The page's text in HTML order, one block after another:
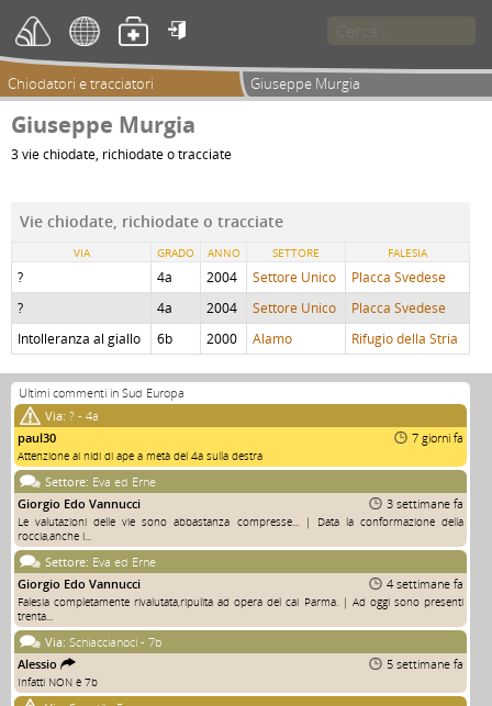

Chiodatori e tracciatori Giuseppe Murgia
Giuseppe Murgia
3 vie chiodate, richiodate o tracciate
Vie chiodate, richiodate o tracciate
VIA GRADO ANNO SETTORE FALESIA
? 4a 2004 Settore Unico
Placca Svedese
?
4a 2004 Settore Unico
Placca Svedese
Intolleranza al giallo
6b 2000 Alamo Rifugio della Stria
Ultimi commenti in Sud Europa
Via: ? - 4a
paul30
7 giorni fa
Attenzione ai nidi di ape a metà del 4a sulla destra
Settore: Eva ed Erne
Giorgio Edo Vannucci
3 settimane fa
Le valutazioni delle vie sono abbastanza compresse... | Data la conformazione della
roccia,anche i...
Settore: Eva ed Erne
Giorgio Edo Vannucci
4 settimane fa
Falesia completamente rivalutata,ripulita ad opera del cai Parma. | Ad oggi sono presenti
trenta...
Via: Schiaccianoci - 7b
Alessio
5 settimane fa
Infatti NON è 7b